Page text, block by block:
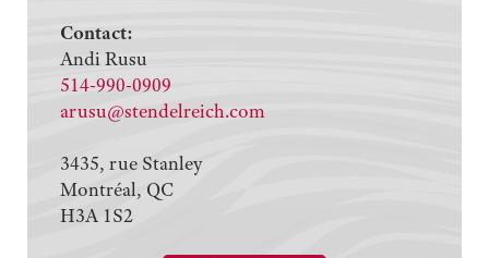
Contact:
Andi Rusu
514-990-0909
arusu@stendelreich.com
3435, rue Stanley
Montréal, QC
H3A 1S2